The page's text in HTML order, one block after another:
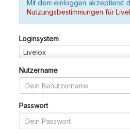
Mit dem einloggen akzeptierst
Nutzungsbestimmungen für
Loginsystem
Livelox
Nutzername
Passwort